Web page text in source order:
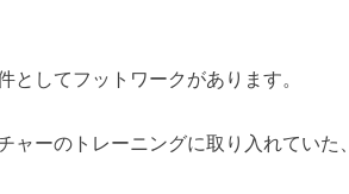
してフットワークがあります。
ーのトレーニングに取り入れていた、